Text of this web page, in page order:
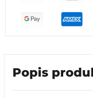
Popis